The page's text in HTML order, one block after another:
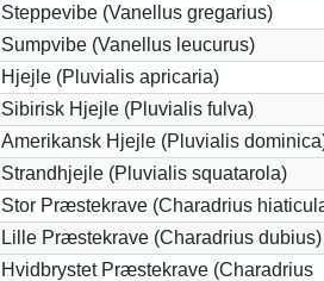
Steppevibe (Vanellus gregarius)
Sumpvibe (Vanellus leucurus)
Hjejle (Pluvialis apricaria)
Sibirisk Hjejle (Pluvialis fulva)
Amerikansk Hjejle (Pluvialis
Strandhjejle (Pluvialis squatarola)
Stor Præstekrave (Charadrius
Lille Præstekrave (Charadrius dubius)
Hvidbrystet Præstekrave (Charadrius